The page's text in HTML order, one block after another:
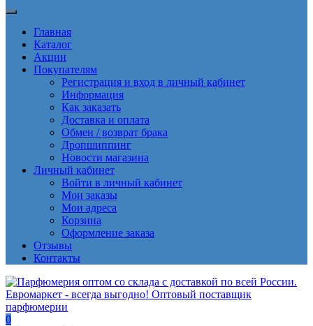
Главная
Каталог
Акции
Покупателям
Регистрация и вход в личный кабинет
Информация
Как заказать
Доставка и оплата
Обмен / возврат брака
Дропшиппинг
Новости магазина
Личный кабинет
Войти в личный кабинет
Мои заказы
Мои адреса
Корзина
Оформление заказа
Отзывы
Контакты
0